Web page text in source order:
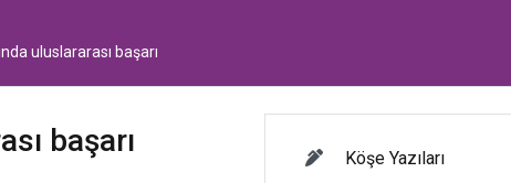
uluslararası başarı
başarı Köşe Yazıları